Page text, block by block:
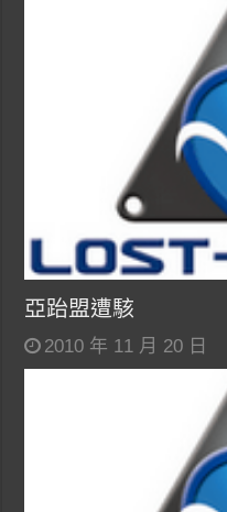
亞跆盟遭駭
2010 年 11 月 20 日